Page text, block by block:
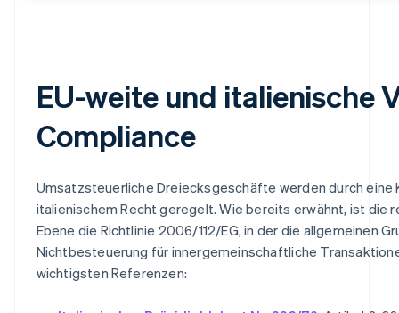
EU-weite und italienische
Compliance
Umsatzsteuerliche Dreiecksgeschäfte werden durch eine
italienischem Recht geregelt. Wie bereits erwähnt, ist die
Ebene die Richtlinie 2006/112/EG, in der die allgemeinen
Nichtbesteuerung für innergemeinschaftliche
wichtigsten Referenzen: